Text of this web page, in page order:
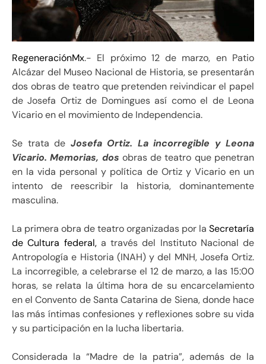
RegeneraciónMx.- El próximo 12 de marzo, en Patio
Alcázar del Museo Nacional de Historia, se presentarán
dos obras de teatro que pretenden reivindicar el papel
de Josefa Ortiz de Domingues así como el de Leona
Vicario en el movimiento de Independencia.
Se trata de Josefa Ortiz. La incorregible y Leona
Vicario. Memorias, dos obras de teatro que penetran
en la vida personal y política de Ortiz y Vicario en un
intento de reescribir la historia, dominantemente
masculina.
La primera obra de teatro organizadas por la Secretaría
de Cultura federal,a través del Instituto Nacional de
Antropología e Historia (INAH) y del MNH, Josefa Ortiz.
La incorregible, a celebrarse el 12 de marzo, a las 15:00
horas, se relata la última hora de su encarcelamiento
en el Convento de Santa Catarina de Siena, donde hace
las más íntimas confesiones y reflexiones sobre su vida
y su participación en la lucha libertaria.
Considerada la “Madre de la patria”, además de la